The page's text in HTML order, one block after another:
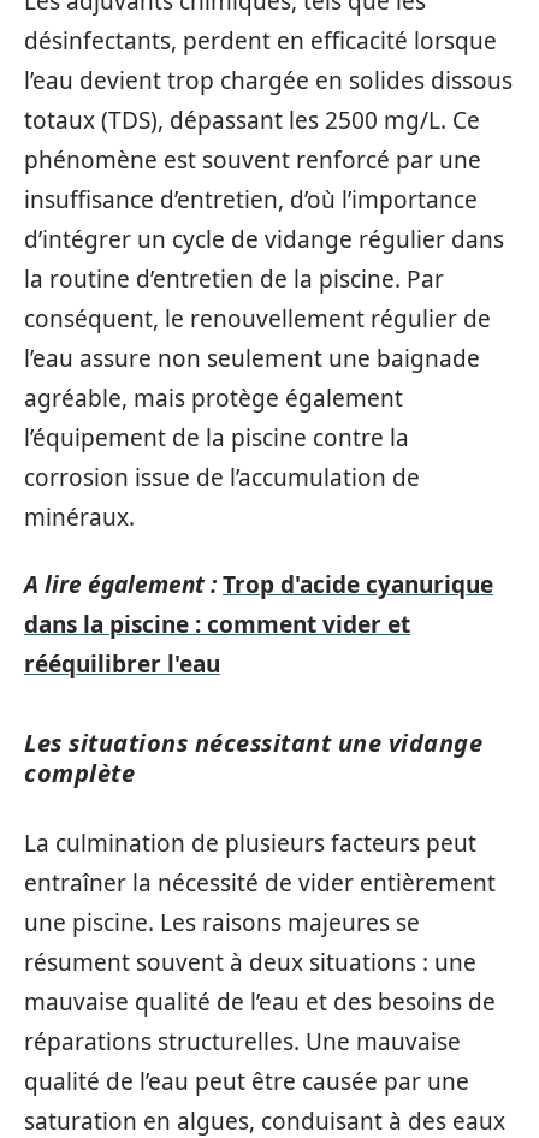
désinfectants, perdent en efficacité lorsque
l’eau devient trop chargée en solides dissous
totaux (TDS), dépassant les 2500 mg/L. Ce
phénomène est souvent renforcé par une
insuffisance d’entretien, d’où l’importance
d’intégrer un cycle de vidange régulier dans
la routine d’entretien de la piscine. Par
conséquent, le renouvellement régulier de
l’eau assure non seulement une baignade
agréable, mais protège également
l’équipement de la piscine contre la
corrosion issue de l’accumulation de
minéraux.
A lire également :Trop d'acide cyanurique
dans la piscine : comment vider et
rééquilibrer l'eau
Les situations nécessitant une vidange
complète
La culmination de plusieurs facteurs peut
entraîner la nécessité de vider entièrement
une piscine. Les raisons majeures se
résument souvent à deux situations : une
mauvaise qualité de l’eau et des besoins de
réparations structurelles. Une mauvaise
qualité de l’eau peut être causée par une
saturation en algues, conduisant à des eaux